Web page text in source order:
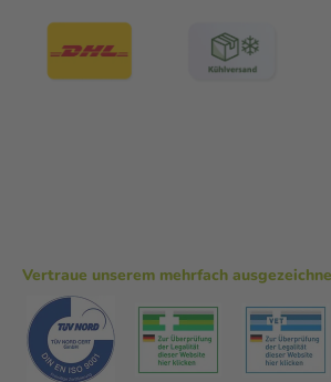
Vertraue unserem mehrfach